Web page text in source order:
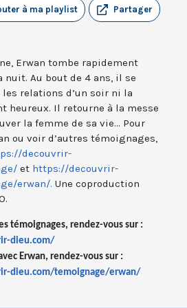
Partager
à ma playlist
Erwan tombe rapidement
nuit. Au bout de 4 ans, il se
relations d’un soir ni la
heureux. Il retourne à la messe
la femme de sa vie... Pour
ou voir d’autres témoignages,
decouvrir-
et https://decouvrir-
erwan/. Une coproduction
témoignages, rendez-vous sur :
dieu.com/
Erwan, rendez-vous sur :
dieu.com/temoignage/erwan/